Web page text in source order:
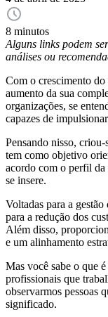
8 minutos
Alguns links podem
análises ou
Com o crescimento
aumento da sua
organizações, se
capazes de
Pensando nisso,
tem como objetivo
acordo com o perfil da
se insere.
Voltadas para a
para a redução dos
Além disso,
e um alinhamento
Mas você sabe o que
profissionais que
observarmos pessoas
significado.